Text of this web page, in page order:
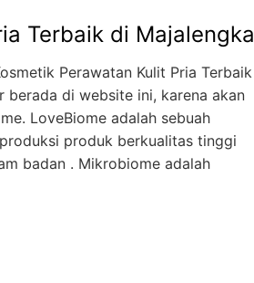
Terbaik di Majalengka
Perawatan Kulit Pria Terbaik
berada di website ini, karena akan
LoveBiome adalah sebuah
produk berkualitas tinggi
badan . Mikrobiome adalah